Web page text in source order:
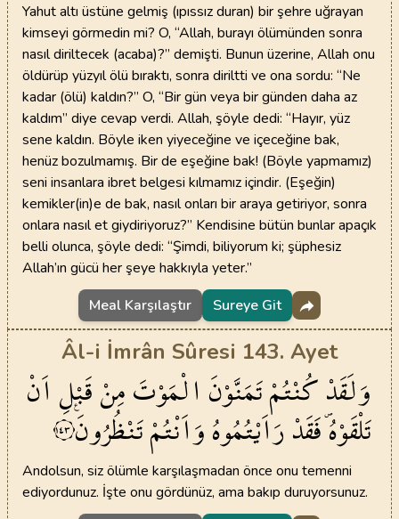
Yahut altı üstüne gelmiş (ıpıssız duran) bir şehre uğrayan
kimseyi görmedin mi? O, “Allah, burayı ölümünden sonra
nasıl diriltecek (acaba)?” demişti. Bunun üzerine, Allah onu
öldürüp yüzyıl ölü bıraktı, sonra diriltti ve ona sordu: “Ne
kadar (ölü) kaldın?” O, “Bir gün veya bir günden daha az
kaldım” diye cevap verdi. Allah, şöyle dedi: “Hayır, yüz
sene kaldın. Böyle iken yiyeceğine ve içeceğine bak,
henüz bozulmamış. Bir de eşeğine bak! (Böyle yapmamız)
seni insanlara ibret belgesi kılmamız içindir. (Eşeğin)
kemikler(in)e de bak, nasıl onları bir araya getiriyor, sonra
onlara nasıl et giydiriyoruz?” Kendisine bütün bunlar apaçık
belli olunca, şöyle dedi: “Şimdi, biliyorum ki; şüphesiz
Allah’ın gücü her şeye hakkıyla yeter.”
Meal Karşılaştır
Sureye Git
Âl-i İmrân Sûresi 143. Ayet
وَلَقَدْكُنْتُمْتَمَنَّوْنَ الْمَوْتَمِنْقَبْلِ اَنْ
تَلْقَوْهُۖفَقَدْرَاَيْتُمُوهُوَاَنْتُمْتَنْظُرُونَ۟١٤٣
Andolsun, siz ölümle karşılaşmadan önce onu temenni
ediyordunuz. İşte onu gördünüz, ama bakıp duruyorsunuz.